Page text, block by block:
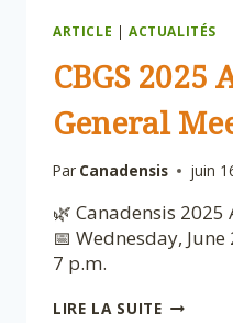
ARTICLE | ACTUALITÉS
CBGS 2025
General
Par Canadensis juin
🌿 Canadensis
📅 Wednesday,
7 p.m.
LIRE LA SUITECBGS